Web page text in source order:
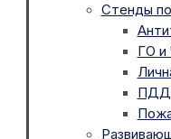
Стенды
ГО
ПДД